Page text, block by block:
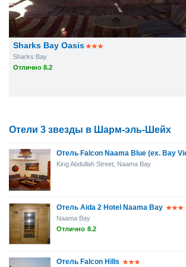
Sharks Bay Oasis
Sharks Bay
Отлично 8.2
Отели 3 звезды в Шарм-эль-Шейх
Отель Falcon Naama Blue (ex. Bay
King Abdullah Street, Naama Bay
Отель Aida 2 Hotel Naama Bay
Naama Bay
Отлично 8.2
Отель Falcon Hills